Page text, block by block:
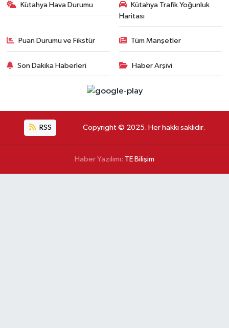
Kütahya Hava Durumu
Kütahya Trafik Yoğunluk
Haritası
Puan Durumu ve Fikstür Tüm Manşetler
Son Dakika Haberleri Haber Arşivi
RSS Copyright © 2025. Her hakkı saklıdır.
Haber Yazılımı: TE Bilişim